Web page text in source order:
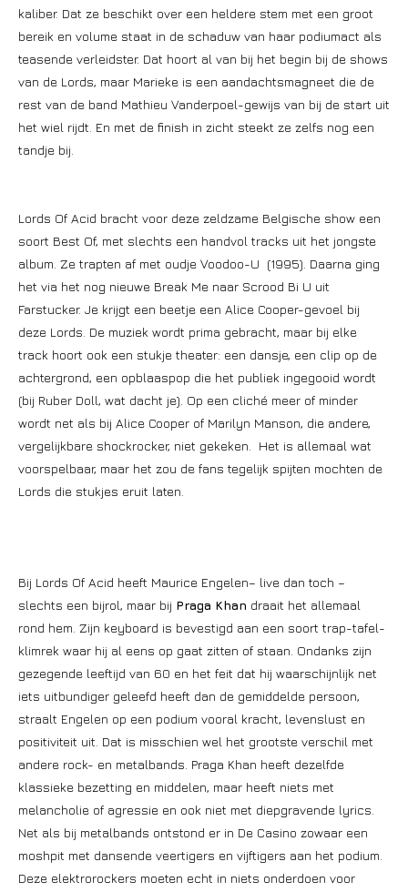
kaliber. Dat ze beschikt over een heldere stem met een groot
bereik en volume staat in de schaduw van haar podiumact als
teasende verleidster. Dat hoort al van bij het begin bij de shows
van de Lords, maar Marieke is een aandachtsmagneet die de
rest van de band Mathieu Vanderpoel-gewijs van bij de start uit
het wiel rijdt. En met de finish in zicht steekt ze zelfs nog een
tandje bij.
Lords Of Acid bracht voor deze zeldzame Belgische show een
soort Best Of, met slechts een handvol tracks uit het jongste
album. Ze trapten af met oudje Voodoo-U (1995). Daarna ging
het via het nog nieuwe Break Me naar Scrood Bi U uit
Farstucker. Je krijgt een beetje een Alice Cooper-gevoel bij
deze Lords. De muziek wordt prima gebracht, maar bij elke
track hoort ook een stukje theater: een dansje, een clip op de
achtergrond, een opblaaspop die het publiek ingegooid wordt
(bij Ruber Doll, wat dacht je). Op een cliché meer of minder
wordt net als bij Alice Cooper of Marilyn Manson, die andere,
vergelijkbare shockrocker, niet gekeken. Het is allemaal wat
voorspelbaar, maar het zou de fans tegelijk spijten mochten de
Lords die stukjes eruit laten.
Bij Lords Of Acid heeft Maurice Engelen– live dan toch –
slechts een bijrol, maar bij Praga Khan draait het allemaal
rond hem. Zijn keyboard is bevestigd aan een soort trap-tafel-
klimrek waar hij al eens op gaat zitten of staan. Ondanks zijn
gezegende leeftijd van 60 en het feit dat hij waarschijnlijk net
iets uitbundiger geleefd heeft dan de gemiddelde persoon,
straalt Engelen op een podium vooral kracht, levenslust en
positiviteit uit. Dat is misschien wel het grootste verschil met
andere rock- en metalbands. Praga Khan heeft dezelfde
klassieke bezetting en middelen, maar heeft niets met
melancholie of agressie en ook niet met diepgravende lyrics.
Net als bij metalbands ontstond er in De Casino zowaar een
moshpit met dansende veertigers en vijftigers aan het podium.
Deze elektrorockers moeten echt in niets onderdoen voor